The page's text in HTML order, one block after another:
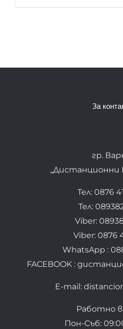
За
гр.
„Дистанционни
Тел: 0876
Тел:
Viber:
Viber: 0876
WhatsApp :
FACEBOOK :
E-mail:
Работно
Пон-Съб: